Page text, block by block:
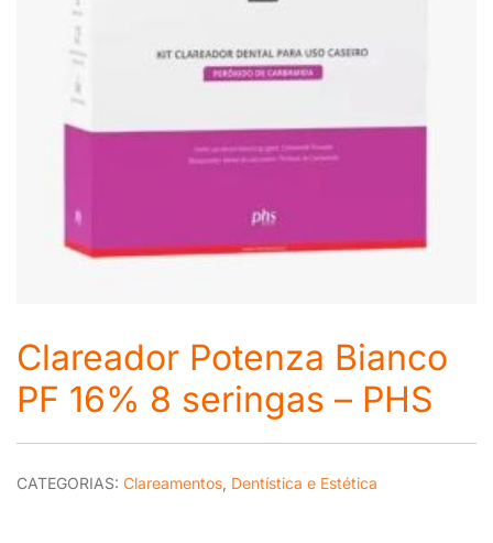
Clareador Potenza Bianco
PF 16% 8 seringas – PHS
CATEGORIAS: Clareamentos Dentística e Estética